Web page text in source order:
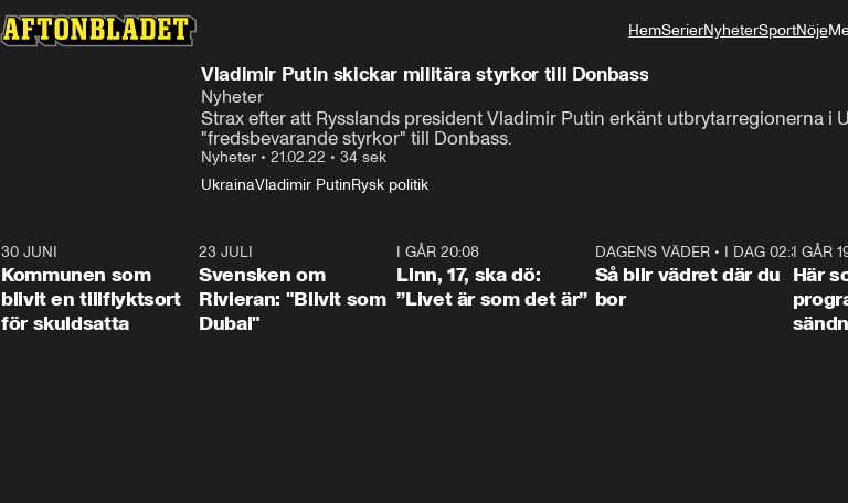
HemSerierNyheterSportNöje
Vladimir Putin skickar militära styrkor till Donbass
Nyheter
Strax efter att Rysslands president Vladimir Putin erkänt utbrytarregionerna i
"fredsbevarande styrkor" till Donbass.
Nyheter • 21.02.22 • 34 sek
UkrainaVladimir PutinRysk politik
1:24
30 JUNI
Kommunen som
blivit en tillflyktsort
för skuldsatta
23 JULI
Svensken om
Rivieran: "Blivit som
Dubai"
I GÅR 20:08
Linn, 17, ska dö:
”Livet är som det är”
1:06
DAGENS VÄDER• I DAG 02:30
Så blir vädret där du
bor
I GÅR
Här